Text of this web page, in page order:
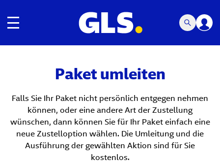
Umschalten der Navigation
Paket umleiten
Falls Sie Ihr Paket nicht persönlich entgegen nehmen
können, oder eine andere Art der Zustellung
wünschen, dann können Sie für Ihr Paket einfach eine
neue Zustelloption wählen. Die Umleitung und die
Ausführung der gewählten Aktion sind für Sie
kostenlos.